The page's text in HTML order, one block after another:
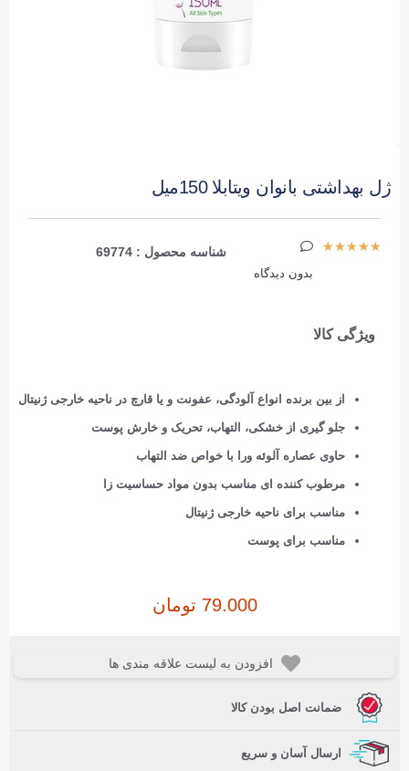
ژل بهداشتی بانوان ویتابلا 150میل
★
★
★
★
★
بدون دیدگاه
شناسه محصول : 69774
ویژگی کالا
از بین برنده انواع آلودگی، عفونت و یا قارچ در ناحیه خارجی ژنیتال
جلو گیری از خشکی، التهاب، تحریک و خارش پوست
حاوی عصاره آلوئه ورا با خواص ضد التهاب
مرطوب کننده ای مناسب بدون مواد حساسیت زا
مناسب برای ناحیه خارجی ژنیتال
مناسب برای پوست
79.000 تومان
افزودن به لیست علاقه مندی ها
ضمانت اصل بودن کالا
ارسال آسان و سریع